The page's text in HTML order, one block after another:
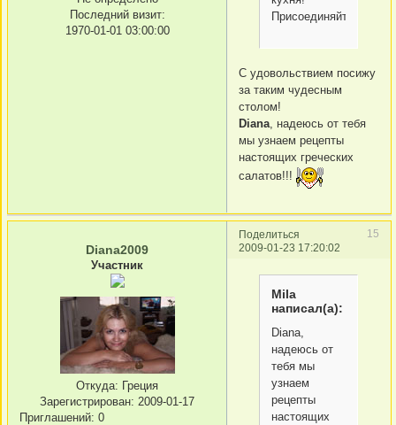
Последний визит:
1970-01-01 03:00:00
Присоединяйтесь!!!!!
С удовольствием посижу
за таким чудесным
столом!
Diana , надеюсь от тебя
мы узнаем рецепты
настоящих греческих
салатов!!!
Поделиться
15
2009-01-23 17:20:02
Diana2009
Участник
Откуда: Греция
Зарегистрирован: 2009-01-17
Приглашений: 0
Mila
написал(а):
Diana,
надеюсь от
тебя мы
узнаем
рецепты
настоящих